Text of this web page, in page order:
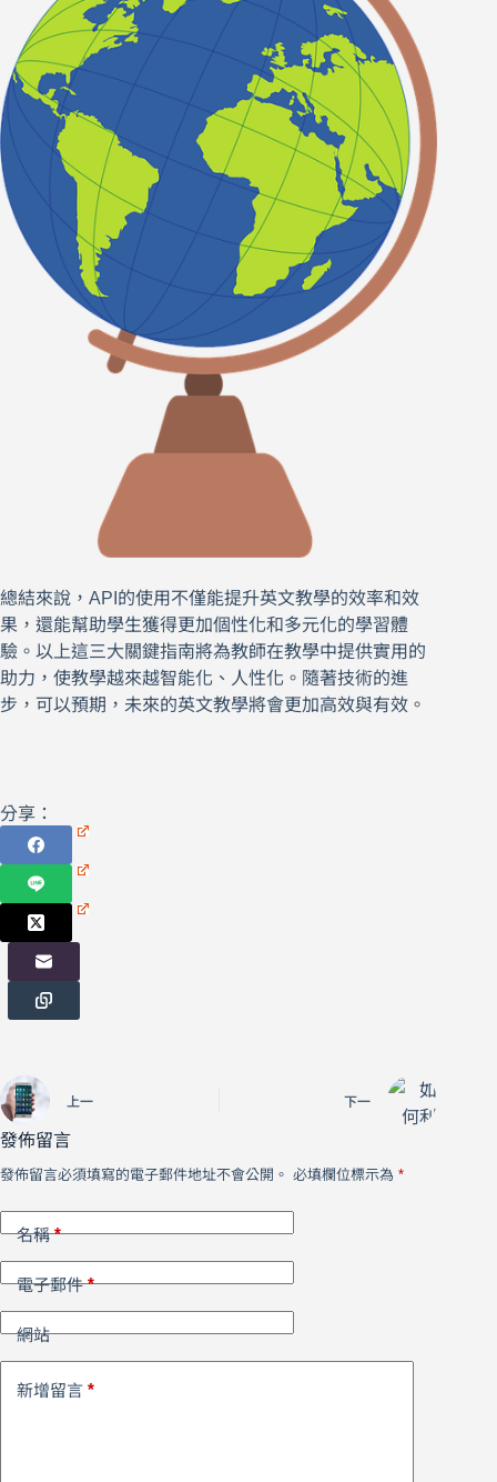
總結來說，API的使用不僅能提升英文教學的效率和效
果，還能幫助學生獲得更加個性化和多元化的學習體
驗。以上這三大關鍵指南將為教師在教學中提供實用的
助力，使教學越來越智能化、人性化。隨著技術的進
步，可以預期，未來的英文教學將會更加高效與有效。
分享：
上一 下一
發佈留言
發佈留言必須填寫的電子郵件地址不會公開。 必填欄位標示為 *
名稱*
電子郵件*
網站
新增留言 *